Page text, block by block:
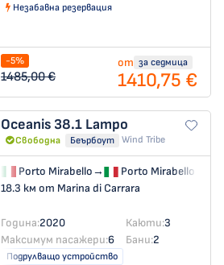
Незабавна резервация
-5%
1485,00 €
от за седмица
1410,75 €
Oceanis 38.1 Lampo
Свободна Беърбоут Wind Tribe
Porto Mirabello→
Porto Mirabello
18.3 км от Marina di Carrara
Година:2020 Каюти:3
Максимум пасажери:6 Бани:2
Подрулващо устройство